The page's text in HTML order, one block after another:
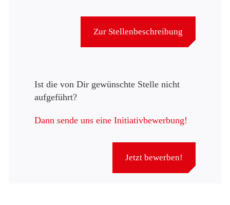
Zur Stellenbeschreibung
Ist die von Dir gewünschte Stelle nicht
aufgeführt?
Dann sende uns eine Initiativbewerbung!
Jetzt bewerben!